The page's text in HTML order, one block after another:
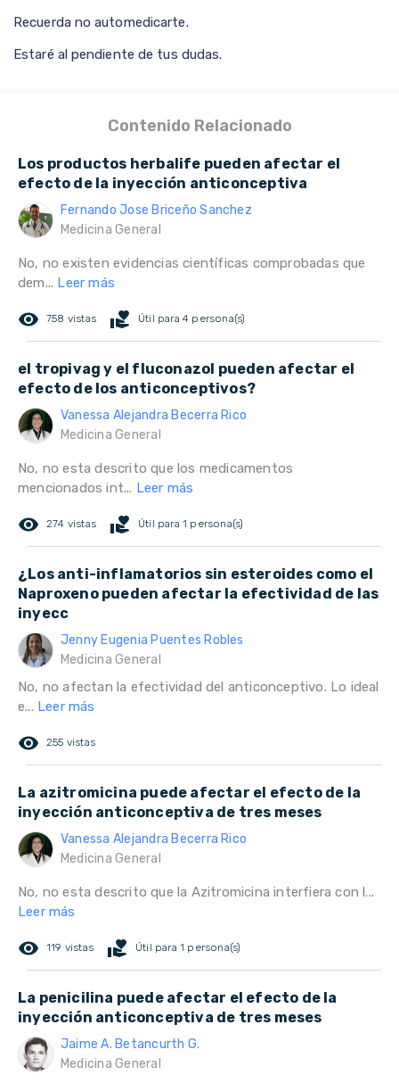
Recuerda no automedicarte.
Estaré al pendiente de tus dudas.
Contenido Relacionado
Los productos herbalife pueden afectar el
efecto de la inyección anticonceptiva
Fernando Jose Briceño Sanchez
Medicina General
No, no existen evidencias científicas comprobadas que
dem... Leer más
remove_red_eye 758 vistas volunteer_activism Útil para 4 persona(s)
el tropivag y el fluconazol pueden afectar el
efecto de los anticonceptivos?
Vanessa Alejandra Becerra Rico
Medicina General
No, no esta descrito que los medicamentos
mencionados int... Leer más
remove_red_eye 274 vistas volunteer_activism Útil para 1 persona(s)
¿Los anti-inflamatorios sin esteroides como el
Naproxeno pueden afectar la efectividad de las
inyecc
Jenny Eugenia Puentes Robles
Medicina General
No, no afectan la efectividad del anticonceptivo. Lo ideal
e... Leer más
remove_red_eye 255 vistas
La azitromicina puede afectar el efecto de la
inyección anticonceptiva de tres meses
Vanessa Alejandra Becerra Rico
Medicina General
No, no esta descrito que la Azitromicina interfiera con l...
Leer más
remove_red_eye 119 vistas volunteer_activism Útil para 1 persona(s)
La penicilina puede afectar el efecto de la
inyección anticonceptiva de tres meses
Jaime A. Betancurth G.
Medicina General